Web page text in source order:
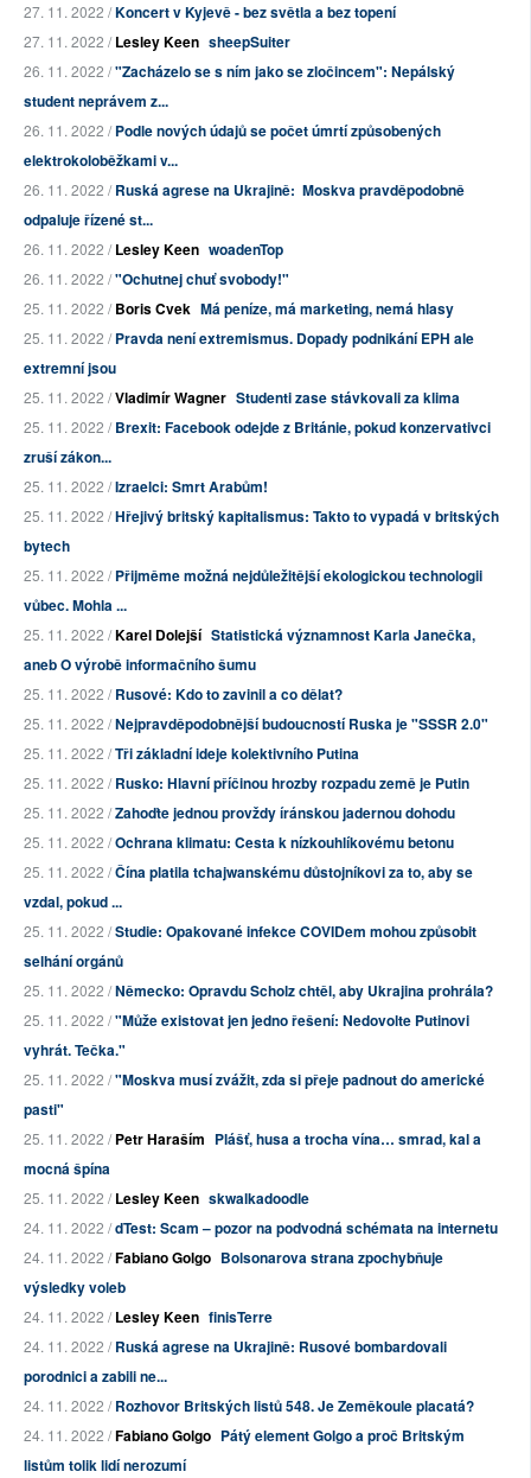
27. 11. 2022 /Koncert v Kyjevě - bez světla a bez topení
27. 11. 2022 /Lesley Keen sheepSuiter
26. 11. 2022 /"Zacházelo se s ním jako se zločincem": Nepálský
student neprávem z...
26. 11. 2022 /Podle nových údajů se počet úmrtí způsobených
elektrokoloběžkami v...
26. 11. 2022 /Ruská agrese na Ukrajině: Moskva pravděpodobně
odpaluje řízené st...
26. 11. 2022 /Lesley Keen woadenTop
26. 11. 2022 /"Ochutnej chuť svobody!"
25. 11. 2022 /Boris Cvek Má peníze, má marketing, nemá hlasy
25. 11. 2022 /Pravda není extremismus. Dopady podnikání EPH ale
extremní jsou
25. 11. 2022 /Vladimír Wagner Studenti zase stávkovali za klima
25. 11. 2022 /Brexit: Facebook odejde z Británie, pokud konzervativci
zruší zákon...
25. 11. 2022 /Izraelci: Smrt Arabům!
25. 11. 2022 /Hřejivý britský kapitalismus: Takto to vypadá v britských
bytech
25. 11. 2022 /Přijměme možná nejdůležitější ekologickou technologii
vůbec. Mohla ...
25. 11. 2022 /Karel Dolejší Statistická významnost Karla Janečka,
aneb O výrobě informačního šumu
25. 11. 2022 /Rusové: Kdo to zavinil a co dělat?
25. 11. 2022 /Nejpravděpodobnější budoucností Ruska je "SSSR 2.0"
25. 11. 2022 /Tři základní ideje kolektivního Putina
25. 11. 2022 /Rusko: Hlavní příčinou hrozby rozpadu země je Putin
25. 11. 2022 /Zahoďte jednou provždy íránskou jadernou dohodu
25. 11. 2022 /Ochrana klimatu: Cesta k nízkouhlíkovému betonu
25. 11. 2022 /Čína platila tchajwanskému důstojníkovi za to, aby se
vzdal, pokud ...
25. 11. 2022 /Studie: Opakované infekce COVIDem mohou způsobit
selhání orgánů
25. 11. 2022 /Německo: Opravdu Scholz chtěl, aby Ukrajina prohrála?
25. 11. 2022 /"Může existovat jen jedno řešení: Nedovolte Putinovi
vyhrát. Tečka."
25. 11. 2022 /"Moskva musí zvážit, zda si přeje padnout do americké
pasti"
25. 11. 2022 /Petr Haraším Plášť, husa a trocha vína… smrad, kal a
mocná špína
25. 11. 2022 /Lesley Keen skwalkadoodle
24. 11. 2022 /dTest: Scam – pozor na podvodná schémata na internetu
24. 11. 2022 /Fabiano Golgo Bolsonarova strana zpochybňuje
výsledky voleb
24. 11. 2022 /Lesley Keen finisTerre
24. 11. 2022 /Ruská agrese na Ukrajině: Rusové bombardovali
porodnici a zabili ne...
24. 11. 2022 /Rozhovor Britských listů 548. Je Zeměkoule placatá?
24. 11. 2022 /Fabiano Golgo Pátý element Golgo a proč Britským
listům tolik lidí nerozumí